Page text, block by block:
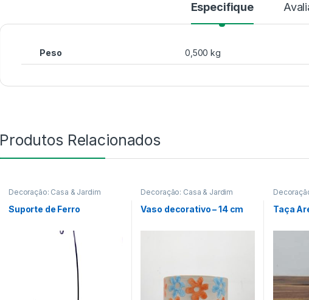
Especifique
Peso 0,500 kg
Produtos Relacionados
Decoração: Casa & Jardim
Suporte de Ferro
Decoração: Casa & Jardim
Vaso decorativo – 14 cm Taça